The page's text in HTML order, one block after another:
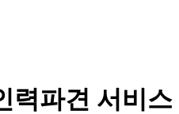
력파견 서비스